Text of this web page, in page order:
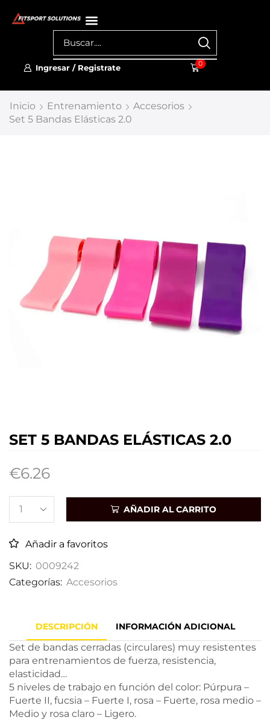
Ingresar / Registrate 0
Inicio Entrenamiento
Accesorios
Set 5 Bandas Elásticas 2.0
SET 5 BANDAS ELÁSTICAS 2.0
€6.26
AÑADIR AL CARRITO
Añadir a favoritos
SKU: 0009242
Categorías: Accesorios
DESCRIPCIÓN INFORMACIÓN ADICIONAL
Set de bandas cerradas (circulares) muy resistentes
para entrenamientos de fuerza, resistencia,
elasticidad…
5 niveles de trabajo en función del color: Púrpura –
Fuerte II, fucsia – Fuerte I, rosa – Fuerte, rosa medio –
Medio y rosa claro – Ligero.